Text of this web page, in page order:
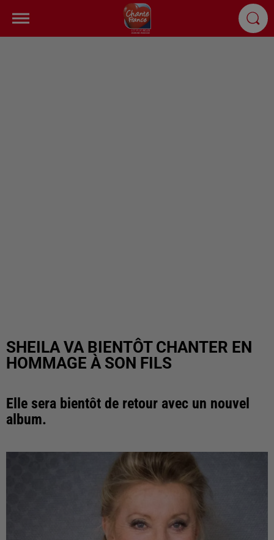
SHEILA VA BIENTÔT CHANTER EN
HOMMAGE À SON FILS
Elle sera bientôt de retour avec un nouvel
album.